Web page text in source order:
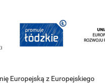
Europejską z Europejskiego